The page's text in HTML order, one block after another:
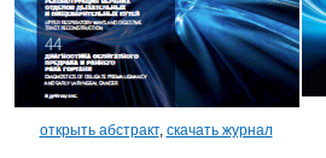
открыть абстракт, скачать журнал